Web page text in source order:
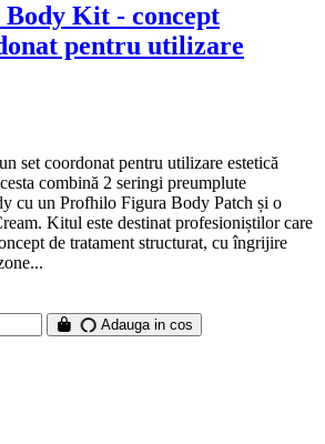
Kit - concept
pentru utilizare
set coordonat pentru utilizare estetică
combină 2 seringi preumplute
cu un Profhilo Figura Body Patch și o
Kitul este destinat profesioniștilor care
de tratament structurat, cu îngrijire
Adauga in cos